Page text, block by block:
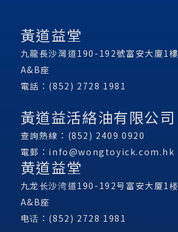
黃道益堂
九龍長沙灣道190-192號富安大廈1樓
A&B座
電話：(852) 2728 1981
黃道益活絡油有限公司
查詢熱線：(852) 2409 0920
電郵： info@wongtoyick.com.hk
黄道益堂
九龙长沙湾道190-192号富安大厦1楼
A&B座
电话：(852) 2728 1981